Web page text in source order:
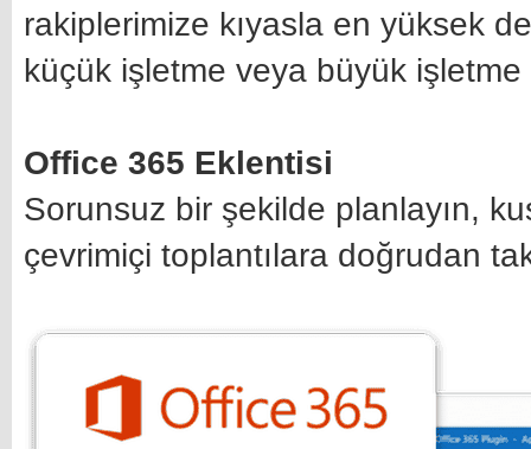
rakiplerimize kıyasla en yüksek
küçük işletme veya büyük işletme
Office 365 Eklentisi
Sorunsuz bir şekilde planlayın,
çevrimiçi toplantılara doğrudan